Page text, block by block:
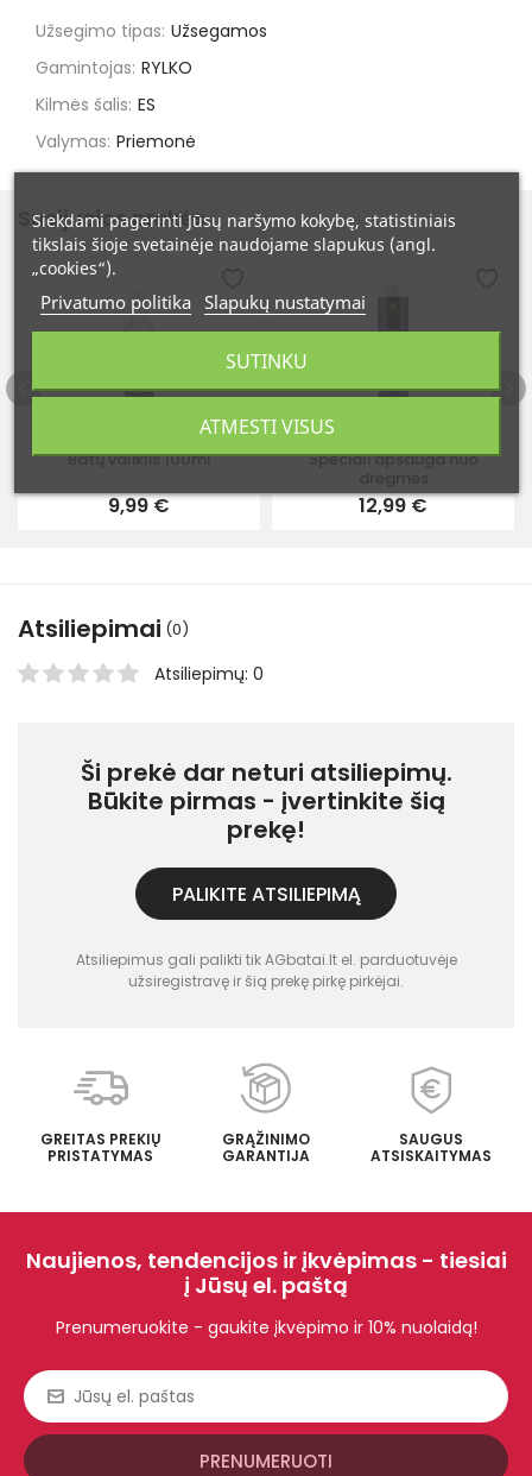
Užsegimo tipas: Užsegamos
Gamintojas: RYLKO
Kilmės šalis: ES
Valymas: Priemonė
Susijusios prekės
Batų valiklis 100ml
9,99 €
Speciali apsauga nuo
12,99 €
Atsiliepimai (0)
Atsiliepimų: 0
Ši prekė dar neturi atsiliepimų.
Būkite pirmas - įvertinkite šią
prekę!
PALIKITE ATSILIEPIMĄ
Atsiliepimus gali palikti tik AGbatai.lt el. parduotuvėje
užsiregistravę ir šią prekę pirkę pirkėjai.
GREITAS PREKIŲ
PRISTATYMAS
GRĄŽINIMO
GARANTIJA
SAUGUS
ATSISKAITYMAS
Naujienos, tendencijos ir įkvėpimas - tiesiai
į Jūsų el. paštą
Prenumeruokite - gaukite įkvėpimo ir 10% nuolaidą!
Siekdami pagerinti Jūsų naršymo kokybę, statistiniais
tikslais šioje svetainėje naudojame slapukus (angl.
„cookies“).
Privatumo politika Slapukų nustatymai
ATMESTI VISUS
SUTINKU